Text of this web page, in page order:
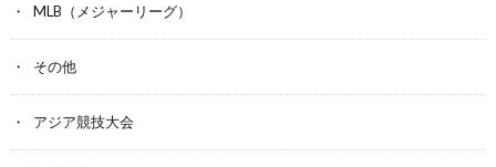
MLB（メジャーリーグ）
その他
アジア競技大会